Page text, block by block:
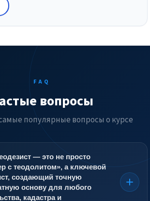
FAQ
вопросы
популярные вопросы о курсе
— это не просто
с теодолитом», а ключевой
создающий точную
основу для любого
кадастра и